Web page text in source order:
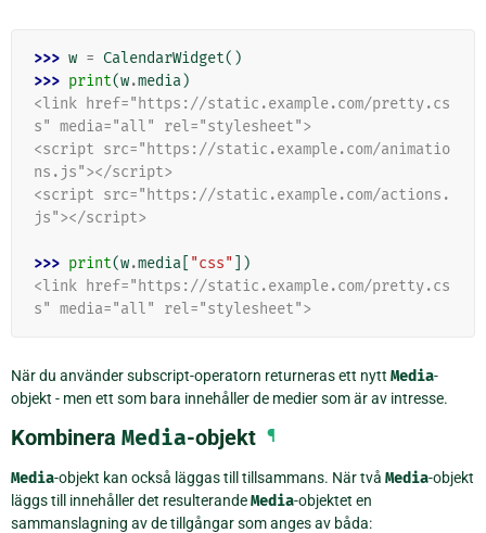
>>> w = CalendarWidget()
>>> print(w.media)
<link href="https://static.example.com/pretty.cs
s" media="all" rel="stylesheet">
<script src="https://static.example.com/animatio
ns.js"></script>
<script src="https://static.example.com/actions.
js"></script>
>>> print(w.media "css"
])
<link href="https://static.example.com/pretty.cs
s" media="all" rel="stylesheet">
När du använder subscript-operatorn returneras ett nytt Media-
objekt - men ett som bara innehåller de medier som är av intresse.
Kombinera Media-objekt ¶
Media-objekt kan också läggas till tillsammans. När två Media-objekt
läggs till innehåller det resulterandeMedia-objektet en
sammanslagning av de tillgångar som anges av båda: